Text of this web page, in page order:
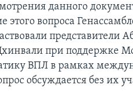
данного
этого вопроса
представители
при поддержке
ВПЛ в рамках
обсуждается без их